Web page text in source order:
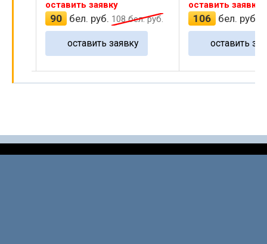
оставить заявку
90 бел. руб. 108бел. руб.
оставить заявку
оставить заявку
106 бел. руб.
оставить